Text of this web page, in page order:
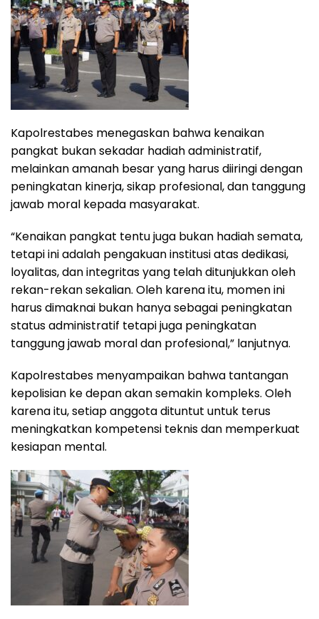
Kapolrestabes menegaskan bahwa kenaikan
pangkat bukan sekadar hadiah administratif,
melainkan amanah besar yang harus diiringi dengan
peningkatan kinerja, sikap profesional, dan tanggung
jawab moral kepada masyarakat.
“Kenaikan pangkat tentu juga bukan hadiah semata,
tetapi ini adalah pengakuan institusi atas dedikasi,
loyalitas, dan integritas yang telah ditunjukkan oleh
rekan-rekan sekalian. Oleh karena itu, momen ini
harus dimaknai bukan hanya sebagai peningkatan
status administratif tetapi juga peningkatan
tanggung jawab moral dan profesional,” lanjutnya.
Kapolrestabes menyampaikan bahwa tantangan
kepolisian ke depan akan semakin kompleks. Oleh
karena itu, setiap anggota dituntut untuk terus
meningkatkan kompetensi teknis dan memperkuat
kesiapan mental.